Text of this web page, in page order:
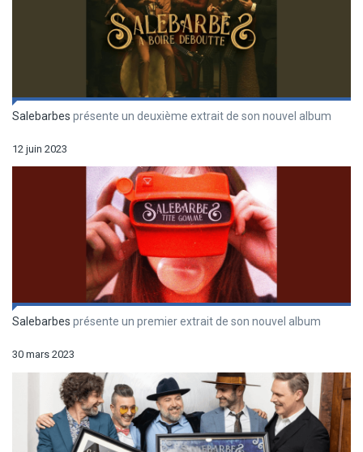
Salebarbes présente un deuxième extrait de son nouvel album
12 juin 2023
Salebarbes présente un premier extrait de son nouvel album
30 mars 2023